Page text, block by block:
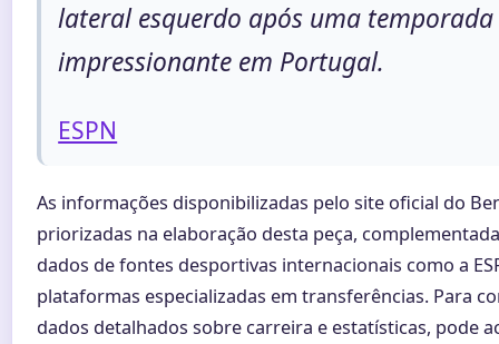
lateral esquerdo após uma temporada
impressionante em Portugal.
ESPN
As informações disponibilizadas pelo site oficial do
priorizadas na elaboração desta peça,
dados de fontes desportivas internacionais como a
plataformas especializadas em transferências. Para
dados detalhados sobre carreira e estatísticas, pode